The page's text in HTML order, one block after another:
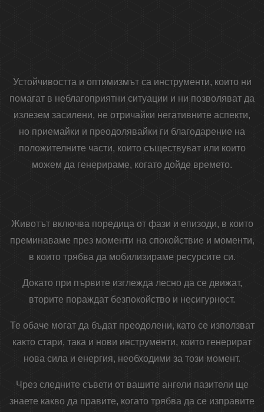
Устойчивостта и оптимизмът са инструменти, които ни
помагат в неблагоприятни ситуации и ни позволяват да
излезем засилени, не отричайки негативните аспекти,
но приемайки и преодолявайки ги благодарение на
положителните части, които съществуват или които
можем да генерираме, когато дойде времето.
Животът включва поредица от фази и епизоди, в които
преминаваме през моменти на спокойствие и моменти,
в които трябва да мобилизираме ресурсите си.
Докато при първите изглежда лесно да се движат,
вторите пораждат безпокойство и несигурност.
Те обаче могат да бъдат преодолени, като се използват
както стари, така и нови инструменти, които генерират
нова сила и енергия, необходими за този момент.
Чрез следните съвети от вашите ангели пазители ще
знаете какво да правите, когато трябва да се изправите